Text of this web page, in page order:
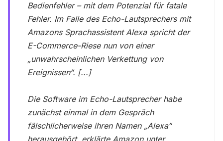
Bedienfehler – mit dem Potenzial für fatale
Fehler. Im Falle des Echo-Lautsprechers mit
Amazons Sprachassistent Alexa spricht der
E-Commerce-Riese nun von einer
„unwahrscheinlichen Verkettung von
Ereignissen“. [...]
Die Software im Echo-Lautsprecher habe
zunächst einmal in dem Gespräch
fälschlicherweise ihren Namen „Alexa“